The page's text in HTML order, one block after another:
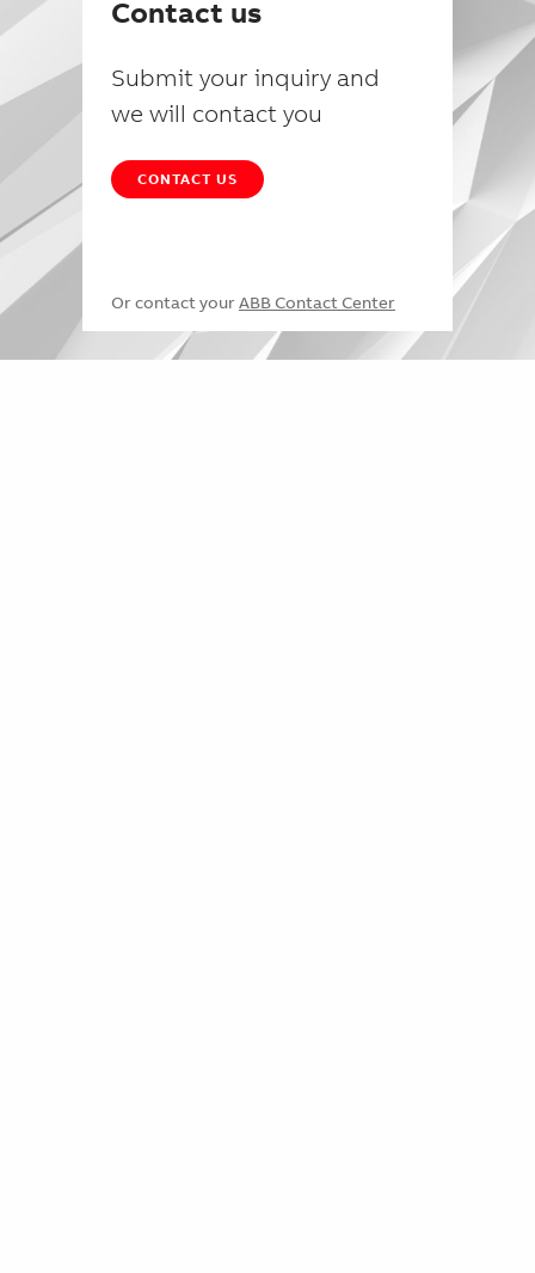
Contact us
Submit your inquiry and
we will contact you
CONTACT US
Or contact your ABB Contact Center